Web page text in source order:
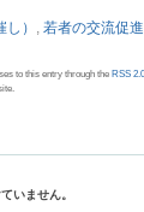
） , 若者の交流促進
to this entry through the RSS 2.0
いません。